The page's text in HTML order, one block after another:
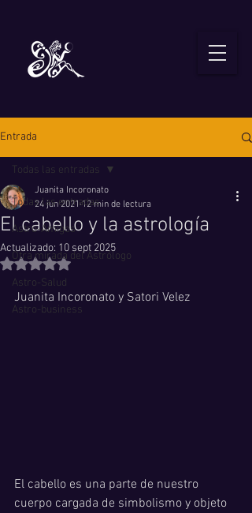
Entrada
Todas las entradas
Astro-Amigos
Otra mirada del Astrólogo
Astro-Salud
Astro-business
Todas las entradas
El cabello y la astrología
Juanita Incoronato
24 jun 2021 12 min de lectura
Actualizado: 10 sept 2025
Obtuvo NaN de 5 estrellas.
Juanita Incoronato y Satori Velez
El cabello es una parte de nuestro
cuerpo cargada de simbolismo y objeto